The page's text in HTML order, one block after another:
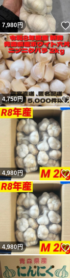
7,980円
4,750円
4,980円
4,980円